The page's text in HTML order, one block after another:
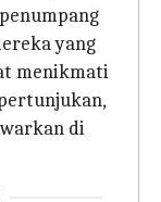
yang
menikmati
di